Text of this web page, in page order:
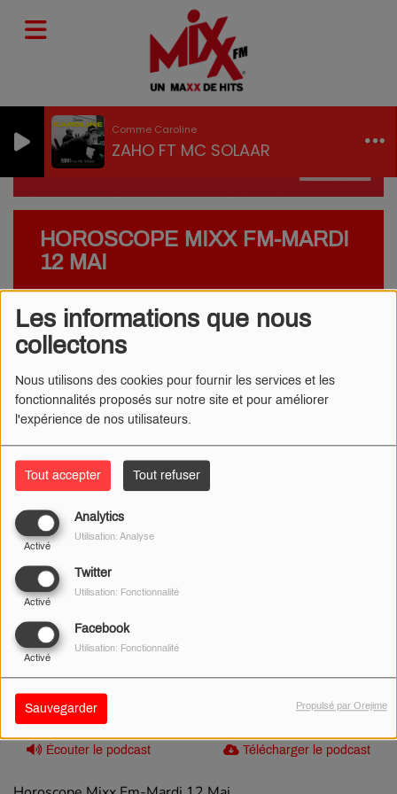
Les informations que nous
collectons
Nous utilisons des cookies pour fournir les services et les
fonctionnalités proposés sur notre site et pour améliorer
l'expérience de nos utilisateurs.
Tout accepter Tout refuser
Analytics
Activé
Utilisation: Analyse
Twitter
Activé
Utilisation: Fonctionnalité
Facebook
Activé
Utilisation: Fonctionnalité
Sauvegarder Propulsé par Orejime
Comme Caroline
ZAHO FT MC SOLAAR
HOROSCOPE MIXX FM-MARDI
12 MAI
12 MAI 2026 -
Écouter le podcast Télécharger le podcast